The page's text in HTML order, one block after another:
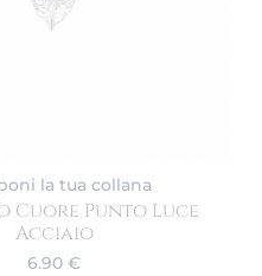
la tua collana
Cuore Punto Luce
Acciaio
6.90 €